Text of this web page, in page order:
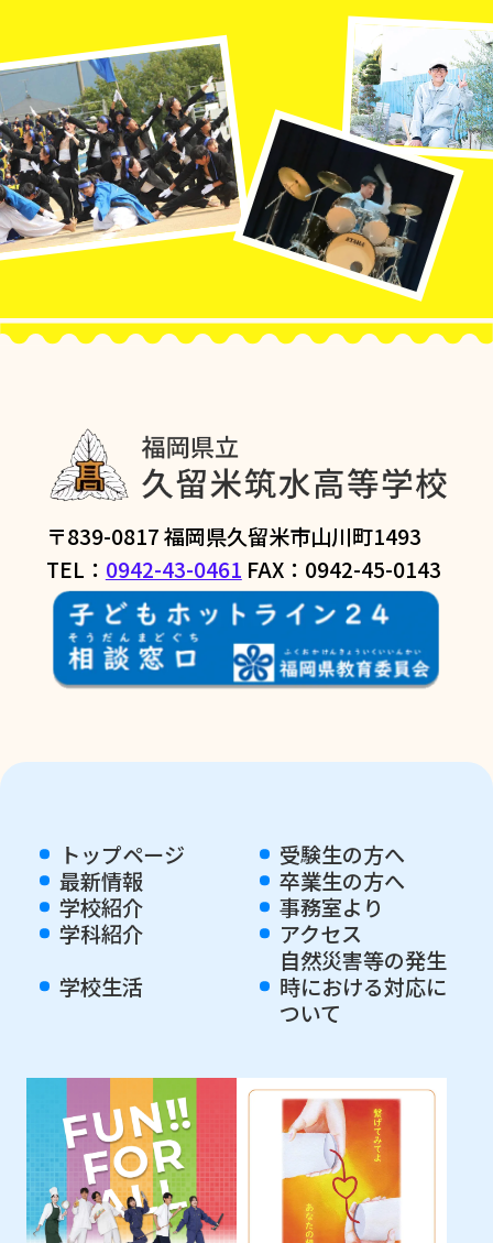
〒839-0817 福岡県久留米市山川町1493
TEL： 0942-43-0461 FAX：0942-45-0143
トップページ
受験生の方へ
最新情報
卒業生の方へ
学校紹介
事務室より
学科紹介
アクセス
学校生活
自然災害等の発生
時における対応に
ついて